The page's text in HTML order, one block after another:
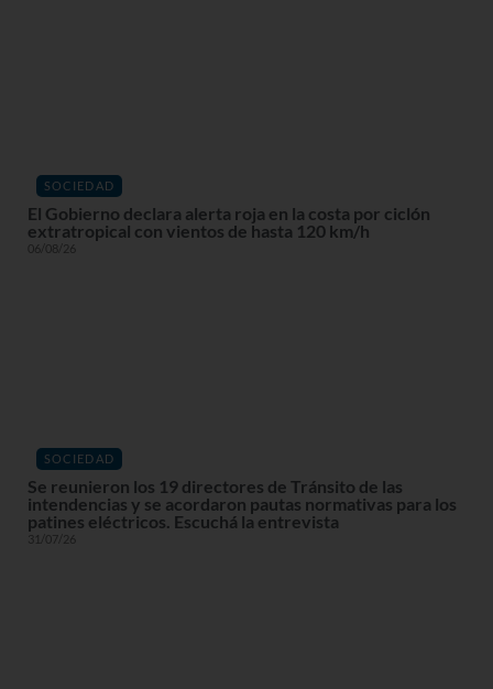
SOCIEDAD
El Gobierno declara alerta roja en la costa por ciclón
extratropical con vientos de hasta 120 km/h
06/08/26
SOCIEDAD
Se reunieron los 19 directores de Tránsito de las
intendencias y se acordaron pautas normativas para los
patines eléctricos. Escuchá la entrevista
31/07/26